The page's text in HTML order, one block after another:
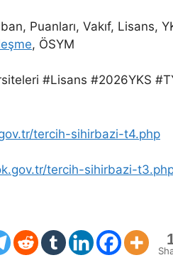
Puanları, Vakıf, Lisans,
, ÖSYM
#Lisans #2026YKS
tercih-sihirbazi-t4.php
tercih-sihirbazi-